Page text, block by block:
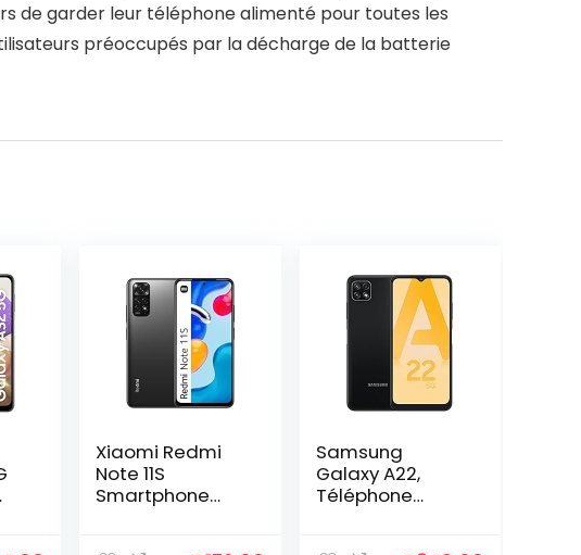
de garder leur téléphone alimenté pour toutes les
préoccupés par la décharge de la batterie
Xiaomi Redmi
Note 11S
Smartphone
Samsung
Galaxy A22,
Téléphone